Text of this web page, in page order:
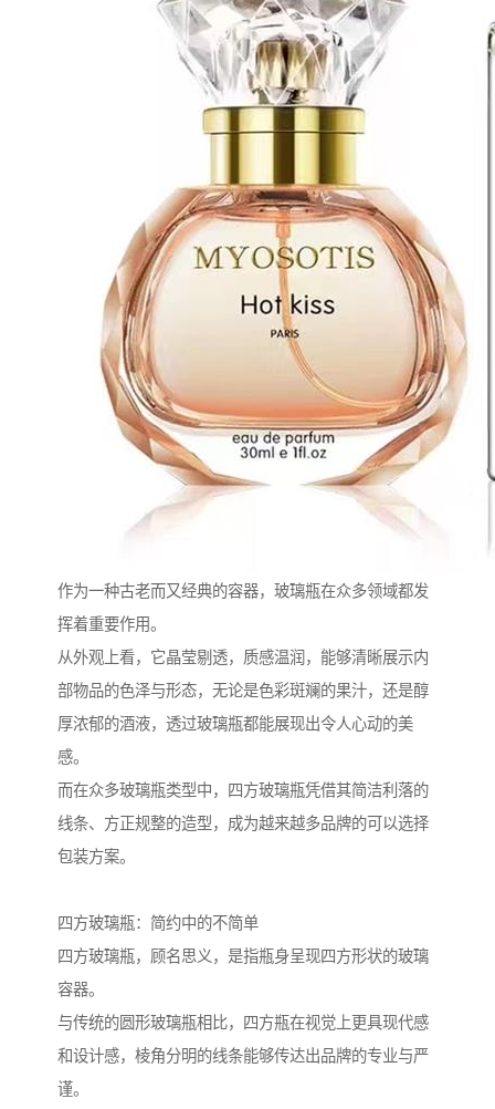
作为一种古老而又经典的容器，玻璃瓶在众多领域都发
挥着重要作用。
从外观上看，它晶莹剔透，质感温润，能够清晰展示内
部物品的色泽与形态，无论是色彩斑斓的果汁，还是醇
厚浓郁的酒液，透过玻璃瓶都能展现出令人心动的美
感。
而在众多玻璃瓶类型中，四方玻璃瓶凭借其简洁利落的
线条、方正规整的造型，成为越来越多品牌的可以选择
包装方案。
四方玻璃瓶：简约中的不简单
四方玻璃瓶，顾名思义，是指瓶身呈现四方形状的玻璃
容器。
与传统的圆形玻璃瓶相比，四方瓶在视觉上更具现代感
和设计感，棱角分明的线条能够传达出品牌的专业与严
谨。